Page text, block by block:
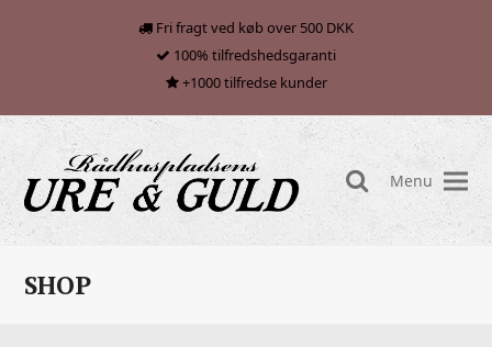
Fri fragt ved køb over 500 DKK
100% tilfredshedsgaranti
+1000 tilfredse kunder
search
Menu
SHOP